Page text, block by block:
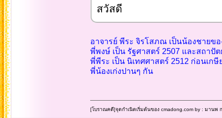
สวัสดี
อาจารย์ พีระ จิรโสภณ เป็นน้องชายข
พี่พงษ์ เป็น รัฐศาสตร์ 2507 และสถาปัต
พี่พีระ เป็น นิเทศศาสตร์ 2512 ก่อนเ
พี่น้องเก่งปานๆ กัน
[โบราณคดี]จุดกำเนิดเริ่มต้นของ cmadong.com by : มานพ